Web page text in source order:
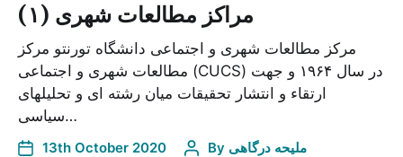
مراکز مطالعات شهری (۱)
مرکز مطالعات شهری و اجتماعی دانشگاه تورنتو مرکز
مطالعات شهری و اجتماعی (CUCS) در سال ۱۹۶۴ و جهت
ارتقاء و انتشار تحقیقات میان رشته ای و تحلیلهای
سیاسی…
13th October 2020 By ملیحه درگاهی